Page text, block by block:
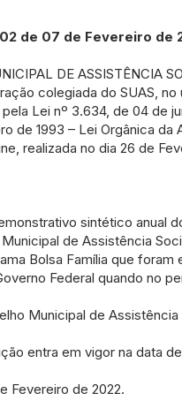
02 de 07 de Fevereiro de
DE ASSISTÊNCIA
colegiada do SUAS,
Lei nº 3.634, de 04 de
de 1993 – Lei Orgânica da
realizada no dia 26 de
sintético anual
de Assistência
Bolsa Família que
Federal quando no
Municipal de
entra em vigor na data
Fevereiro de 2022.